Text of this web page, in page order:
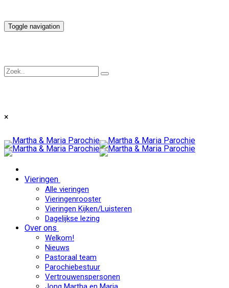
Toggle navigation
×
Vieringen
Alle vieringen
Vieringenrooster
Vieringen Kijken/Luisteren
Dagelijkse lezing
Over ons
Welkom!
Nieuws
Pastoraal team
Parochiebestuur
Vertrouwenspersonen